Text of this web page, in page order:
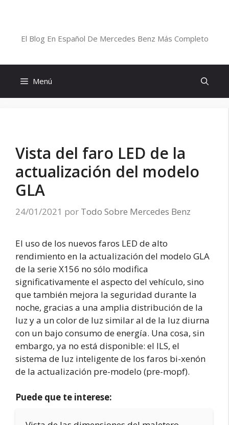
El Blog En Español De Mercedes Benz Más Completo
Menú
Vista del faro LED de la
actualización del modelo
GLA
24/01/2021 por Todo Sobre Mercedes Benz
El uso de los nuevos faros LED de alto
rendimiento en la actualización del modelo GLA
de la serie X156 no sólo modifica
significativamente el aspecto del vehículo, sino
que también mejora la seguridad durante la
noche, gracias a una amplia distribución de la
luz y a un color de luz similar al de la luz diurna
con un bajo consumo de energía. Una cosa, sin
embargo, ya no está disponible: el ILS, el
sistema de luz inteligente de los faros bi-xenón
de la actualización pre-modelo (pre-mopf).
Puede que te interese: